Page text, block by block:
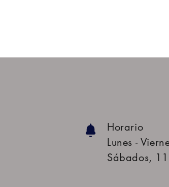
Horario
Lunes -
Sábados,